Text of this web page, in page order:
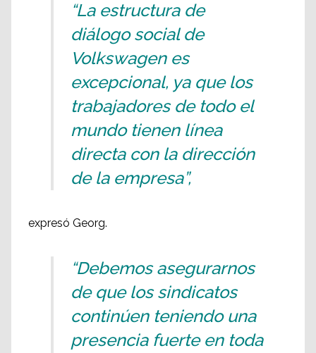
“La estructura de
diálogo social de
Volkswagen es
excepcional, ya que los
trabajadores de todo el
mundo tienen línea
directa con la dirección
de la empresa”,
expresó Georg.
“Debemos asegurarnos
de que los sindicatos
continúen teniendo una
presencia fuerte en toda